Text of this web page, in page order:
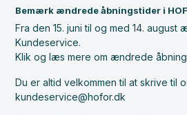
Bemærk ændrede åbningstider i
Fra den 15. juni til og med 14. august
Kundeservice.
Klik og læs mere om ændrede
Du er altid velkommen til at skrive til
kundeservice@hofor.dk